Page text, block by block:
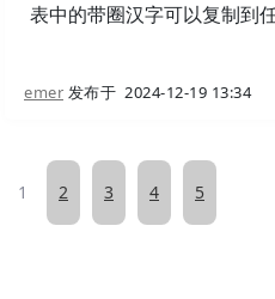
表中的带圈汉字可以复制到任
emer 发布于 2024-12-19 13:34
1 2 3 4 5